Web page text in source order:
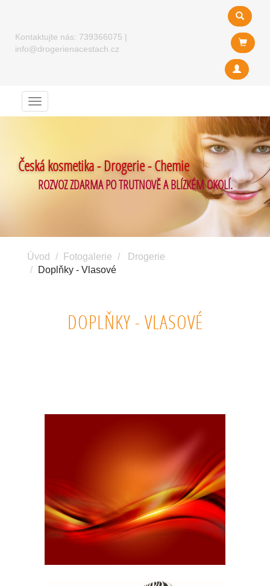
Kontaktujte nás: 739366075 |
info@drogerienacestach.cz
Menu
Česká kosmetika - Drogerie - Chemie
ROZVOZ ZDARMA PO TRUTNOVĚ A BLÍZKÉM OKOLÍ.
Úvod Fotogalerie
Drogerie
Doplňky - Vlasové
DOPLŇKY - VLASOVÉ